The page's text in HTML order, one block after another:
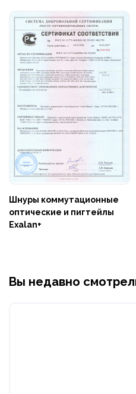
Шнуры коммутационные
оптические и пигтейлы
Exalan+
Вы недавно